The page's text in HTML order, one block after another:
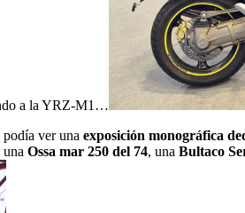
a la YRZ-M1…
podía ver una exposición monográfica
una Ossa mar 250 del 74, una Bultaco